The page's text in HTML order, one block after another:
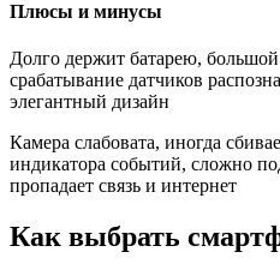
Плюсы и минусы
Долго держит батарею,
срабатывание датчиков
элегантный дизайн
Камера слабовата, иногда
индикатора событий, сложно
пропадает связь и интернет
Как выбрать